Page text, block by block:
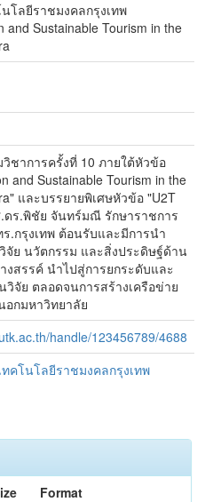
โลยีราชมงคลกรุงเทพ
and Sustainable Tourism in the
ชาการครั้งที่ 10 ภายใต้หัวข้อ
and Sustainable Tourism in the
และบรรยายพิเศษหัวข้อ "U2T
.ดร.พิชัย จันทร์มณี รักษาราชการ
.กรุงเทพ ต้อนรับและมีการนำ
จัย นวัตกรรม และสิ่งประดิษฐ์ด้าน
งสรรค์ นำไปสู่การยกระดับและ
จัย ตลอดจนการสร้างเครือข่าย
อกมหาวิทยาลัย
handle/123456789/4688
คโนโลยีราชมงคลกรุงเทพ
Format